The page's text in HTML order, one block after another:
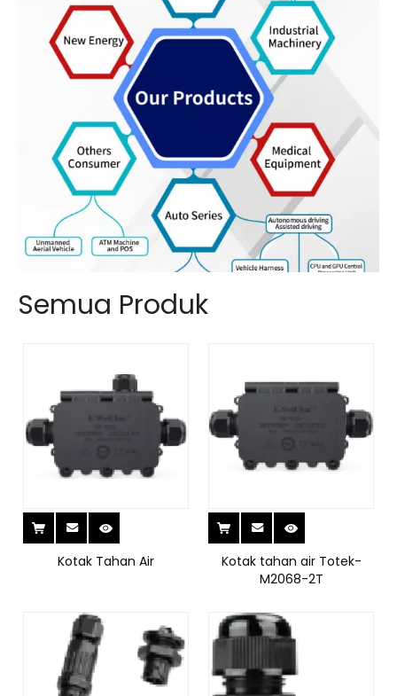
Semua Produk
Kotak Tahan Air
Kotak tahan air Totek-
M2068-2T